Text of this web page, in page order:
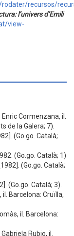
recursos/
l’univers d’Emili
view-
Enric Cormenzana, il.
de la Galera; 7).
(Go.go. Català;
(Go.go. Català; 1)
(Go.go. Català;
(Go.go. Català; 3).
il. Barcelona: Cruïlla,
il. Barcelona:
Gabriela Rubio, il.